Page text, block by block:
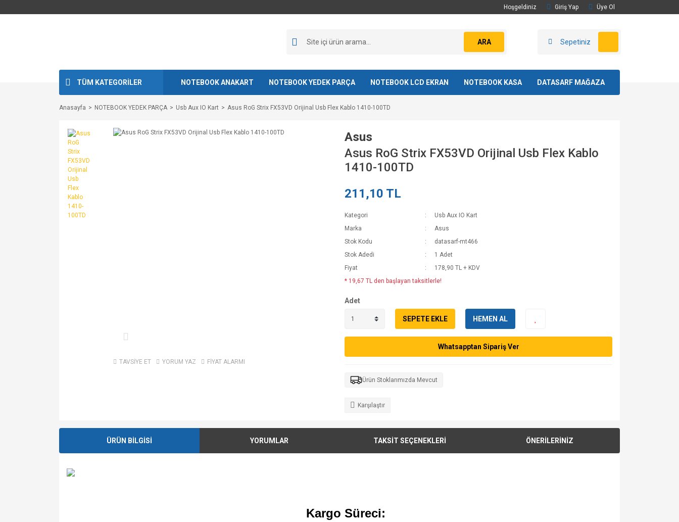
Hoşgeldiniz Giriş Yap Üye Ol
ARA Sepetiniz
TÜM KATEGORİLER NOTEBOOK ANAKART NOTEBOOK YEDEK PARÇA NOTEBOOK LCD EKRAN NOTEBOOK KASA DATASARF MAĞAZA
Anasayfa NOTEBOOK YEDEK PARÇA Usb Aux IO Kart Asus RoG Strix FX53VD Orijinal Usb Flex Kablo 1410-100TD
TAVSİYE ET YORUM YAZ FİYAT ALARMI
Asus
Asus RoG Strix FX53VD Orijinal Usb Flex Kablo
1410-100TD
211,10 TL
Kategori
Usb Aux IO Kart
Marka
Asus
Stok Kodu
datasarf-mt466
Stok Adedi
1 Adet
Fiyat
178,90 TL + KDV
* 19,67 TL den başlayan taksitlerle!
Adet
SEPETE EKLE HEMEN AL
Whatsapptan Sipariş Ver
Ürün Stoklarımızda Mevcut
Karşılaştır
ÜRÜN BİLGİSİ YORUMLAR TAKSİT SEÇENEKLERİ ÖNERİLERİNİZ
Kargo Süreci: